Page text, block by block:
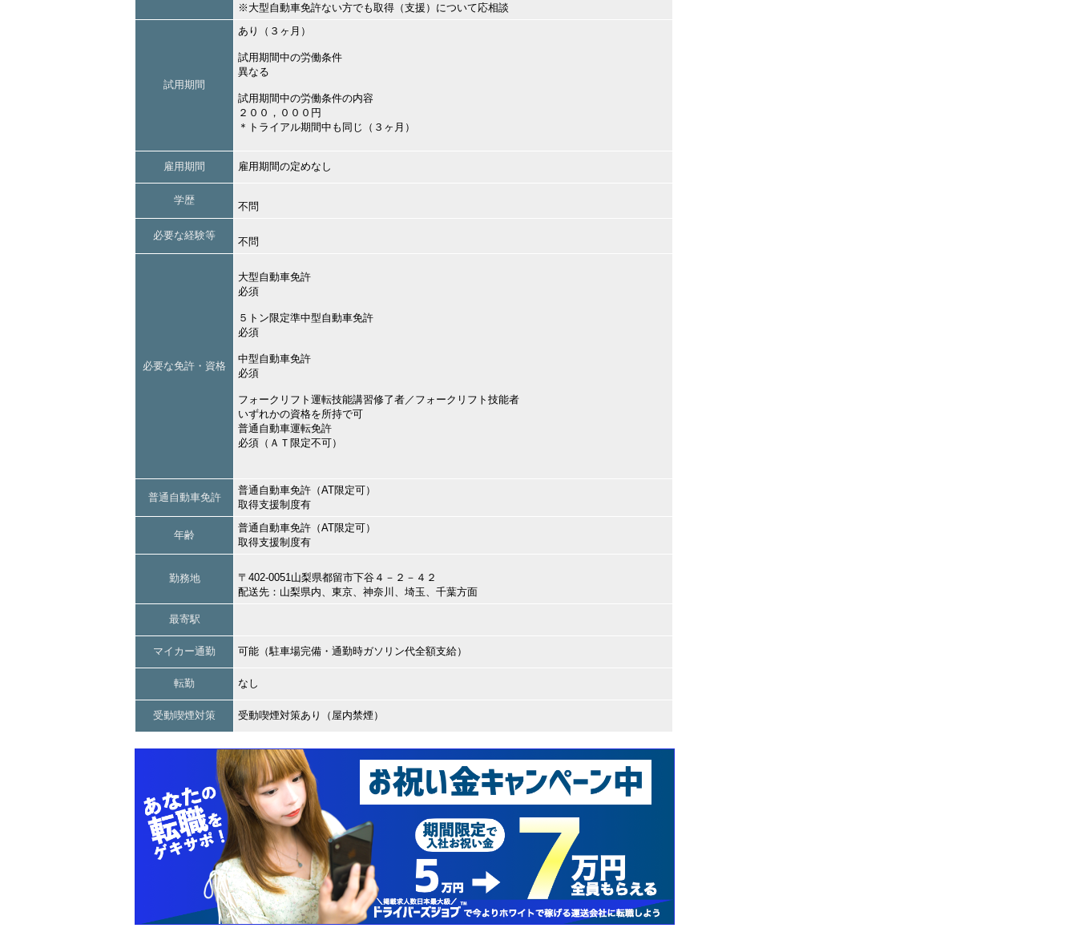
※大型自動車免許ない方でも取得（支援）について応相談
試用期間
あり（３ヶ月）
試用期間中の労働条件
異なる
試用期間中の労働条件の内容
２００，０００円
＊トライアル期間中も同じ（３ヶ月）
雇用期間 雇用期間の定めなし
学歴
不問
必要な経験等
不問
必要な免許・資格
大型自動車免許
必須
５トン限定準中型自動車免許
必須
中型自動車免許
必須
フォークリフト運転技能講習修了者／フォークリフト技能者
いずれかの資格を所持で可
普通自動車運転免許
必須（ＡＴ限定不可）
普通自動車免許
普通自動車免許（AT限定可）
取得支援制度有
年齢
普通自動車免許（AT限定可）
取得支援制度有
勤務地
〒402-0051山梨県都留市下谷４－２－４２
配送先：山梨県内、東京、神奈川、埼玉、千葉方面
最寄駅
マイカー通勤 可能（駐車場完備・通勤時ガソリン代全額支給）
転勤 なし
受動喫煙対策 受動喫煙対策あり（屋内禁煙）